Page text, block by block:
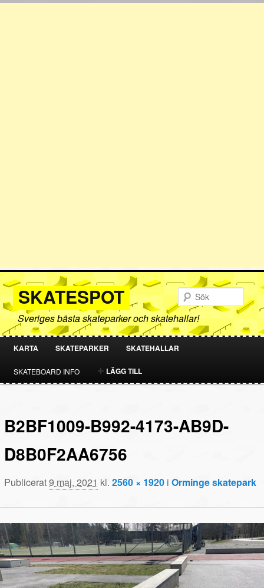
SKATESPOT
Sveriges bästa skateparker och skatehallar!
HOPPA
TILL
INNEHÅLL
HOPPA
TILL
INNEHÅLL
KARTA SKATEPARKER SKATEHALLAR
SKATEBOARD INFO LÄGG TILL
B2BF1009-B992-4173-AB9D-
D8B0F2AA6756
Publicerat9 maj, 2021 kl.2560 × 1920 iOrminge skatepark